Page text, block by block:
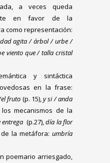
a veces queda
en favor de la
como representación:
agita / árbol / urbe /
viento que / talla cristal
y sintáctica
en la frase:
fruto (p. 15),y si / anda
los mecanismos de la
(p.27),día la flor
la metáfora: umbría
poemario arriesgado,